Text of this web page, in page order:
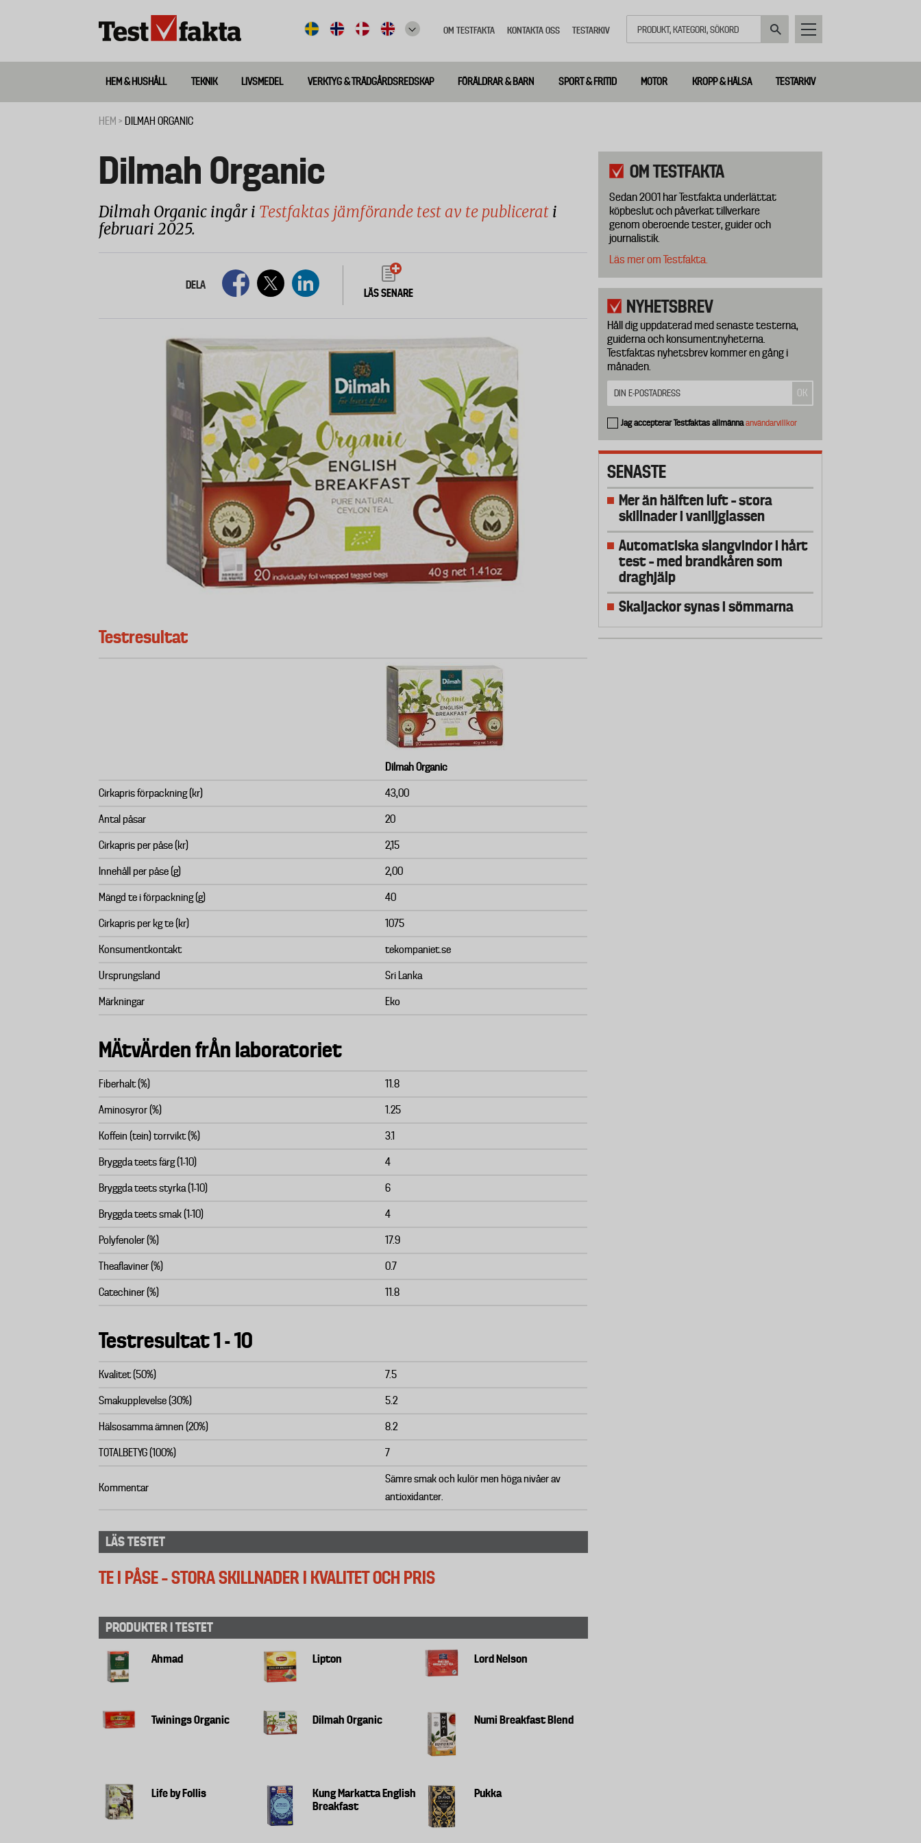
meny
OM TESTFAKTA KONTAKTA OSS TESTARKIV
Huvudmeny
ny
HEM & HUSHÅLL TEKNIK LIVSMEDEL VERKTYG & TRÄDGÅRDSREDSKAP FÖRÄLDRAR & BARN SPORT & FRITID MOTOR KROPP & HÄLSA TESTARKIV
HEM DILMAH ORGANIC
Dilmah Organic
Dilmah Organic ingår i Testfaktas jämförande test av te publicerat i
februari 2025.
DELA
LÄS SENARE
Testresultat
Dilmah Organic
Cirkapris förpackning (kr) 43,00
Antal påsar 20
Cirkapris per påse (kr) 2,15
Innehåll per påse (g) 2,00
Mängd te i förpackning (g) 40
Cirkapris per kg te (kr) 1075
Konsumentkontakt tekompaniet.se
Ursprungsland Sri Lanka
Märkningar Eko
MÄtvÄrden frÅn laboratoriet
Fiberhalt (%) 11.8
Aminosyror (%) 1.25
Koffein (tein) torrvikt (%) 3.1
Bryggda teets färg (1-10) 4
Bryggda teets styrka (1-10) 6
Bryggda teets smak (1-10) 4
Polyfenoler (%) 17.9
Theaflaviner (%) 0.7
Catechiner (%) 11.8
Testresultat 1 - 10
Kvalitet (50%) 7.5
Smakupplevelse (30%) 5.2
Hälsosamma ämnen (20%) 8.2
TOTALBETYG (100%) 7
Kommentar
Sämre smak och kulör men höga nivåer av
antioxidanter.
LÄS TESTET
TE I PÅSE – STORA SKILLNADER I KVALITET OCH PRIS
PRODUKTER I TESTET
Ahmad Lipton Lord Nelson
Twinings Organic Dilmah Organic Numi Breakfast Blend
Life by Follis
Kung Markatta English
Breakfast
Pukka
OM TESTFAKTA
Sedan 2001 har Testfakta underlättat
köpbeslut och påverkat tillverkare
genom oberoende tester, guider och
journalistik.
Läs mer om Testfakta.
NYHETSBREV
Håll dig uppdaterad med senaste testerna,
guiderna och konsumentnyheterna.
Testfaktas nyhetsbrev kommer en gång i
månaden.
Jag accepterar Testfaktas allmännaanvändarvillkor
SENASTE
Mer än hälften luft – stora
skillnader i vaniljglassen
Automatiska slangvindor i hårt
test – med brandkåren som
draghjälp
Skaljackor synas i sömmarna